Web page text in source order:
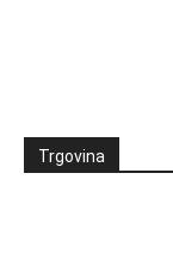
Trgovina